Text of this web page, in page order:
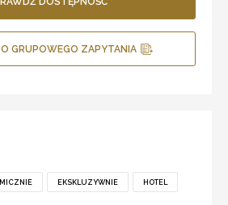
GRUPOWEGO ZAPYTANIA
EKSKLUZYWNIE HOTEL